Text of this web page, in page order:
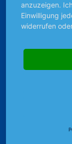
Archiv
Börsenbericht
Börsengespräche
anzuzeigen.
Einwilligung
widerrufen